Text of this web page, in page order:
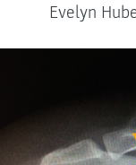
Evelyn